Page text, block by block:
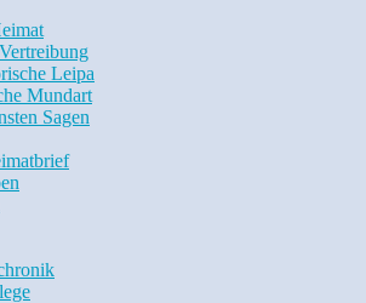
Leipa
Mundart
Sagen